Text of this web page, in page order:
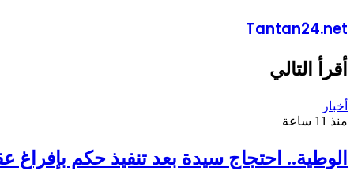
Tantan24.net
أقرأ التالي
أخبار
منذ 11 ساعة
الوطية.. احتجاج سيدة بعد تنفيذ حكم بإفراغ